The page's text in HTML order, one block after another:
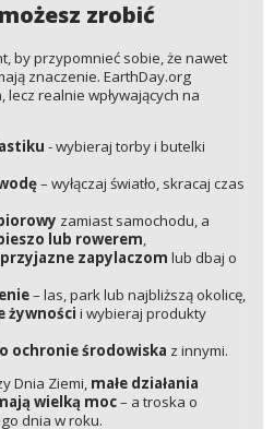
zrobić
by przypomnieć sobie, że nawet
znaczenie. EarthDay.org
lecz realnie wpływających na
- wybieraj torby i butelki
– wyłączaj światło, skracaj czas
zamiast samochodu, a
lub rowerem,
zapylaczom lub dbaj o
– las, park lub najbliższą okolicę,
żywności i wybieraj produkty
ochronie środowiska z innymi.
Dnia Ziemi, małe działania
wielką moc– a troska o
dnia w roku.